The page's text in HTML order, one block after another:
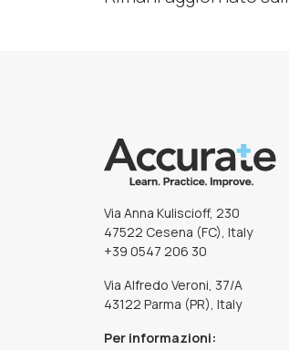
Via Anna Kuliscioff, 230
47522 Cesena (FC), Italy
+39 0547 206 30
Via Alfredo Veroni, 37/A
43122 Parma (PR), Italy
Per informazioni: